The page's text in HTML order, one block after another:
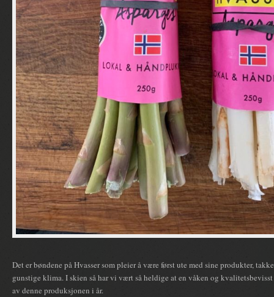
Det er bøndene på Hvasser som pleier å være først ute med sine produkter,
gunstige klima. I skien så har vi vært så heldige at en våken og
av denne produksjonen i år.